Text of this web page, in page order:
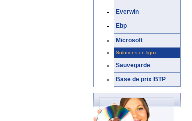
Everwin
Ebp
Microsoft
Solutions en ligne
Sauvegarde
Base de prix BTP